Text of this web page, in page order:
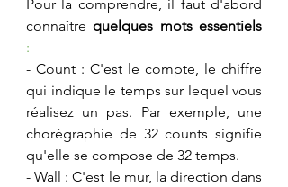
Pour la comprendre, il faut d'abord
connaître
:
​- Count : C'est le compte, le chiffre
qui indique le temps sur lequel vous
réalisez un pas. Par exemple, une
chorégraphie de 32 counts signifie
qu'elle se compose de 32 temps.
​- Wall : C'est le mur, la direction dans